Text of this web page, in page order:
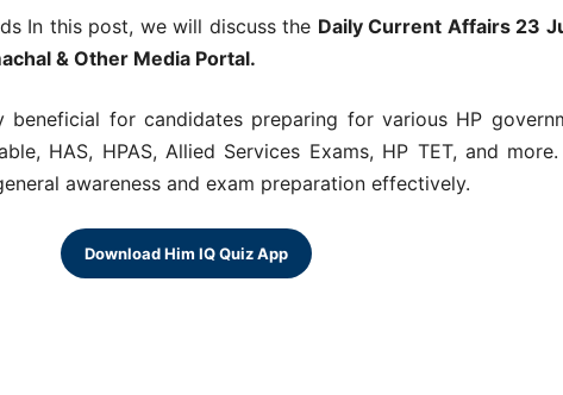
In this post, we will discuss the Daily Current Affairs 23
& Other Media Portal.
for candidates preparing for various HP
HAS, HPAS, Allied Services Exams, HP TET, and
awareness and exam preparation effectively.
Download Him IQ Quiz App